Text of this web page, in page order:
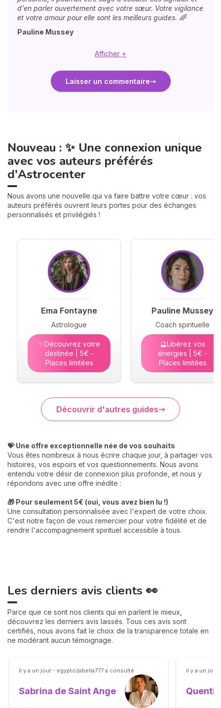
d'en parler ouvertement avec votre sœur. Votre vigilance
et votre amour pour elle sont les meilleurs guides. 🌈
Pauline Mussey
Afficher +
Laisser un commentaire
Nouveau : ✨ Une connexion unique
avec vos auteurs préférés
d'Astrocenter
Nous avons une nouvelle qui va faire battre votre cœur : vos
auteurs préférés ouvrent leurs portes pour des échanges
personnalisés et privilégiés !
Ema Fontayne
Astrologue
✨Découvrez votre
destinée | 5€ -
Places limitées
Pauline Mussey
Coach spirituelle
🔮Libérez vos
énergies | 5€ -
Places limitées
Découvrir d'autres guides
💝 Une offre exceptionnelle née de vos souhaits
Vous êtes nombreux à nous écrire chaque jour, à partager vos
histoires, vos espoirs et vos questionnements. Nous avons
entendu votre désir de connexion plus profonde, et nous y
répondons avec une offre inédite :
🎁 Pour seulement 5€ (oui, vous avez bien lu !)
Une consultation personnalisée avec l'expert de votre choix.
C'est notre façon de vous remercier pour votre fidélité et de
rendre l'accompagnement spirituel accessible à tous.
Les derniers avis clients 👀
Parce que ce sont nos clients qui en parlent le mieux,
découvrez les derniers avis laissés. Tous ces avis sont
certifiés, nous avons fait le choix de la transparence totale en
ne modérant aucun témoignage.
il y a un jour - egyptozabella777 a consulté
Sabrina de Saint Ange
il y a un